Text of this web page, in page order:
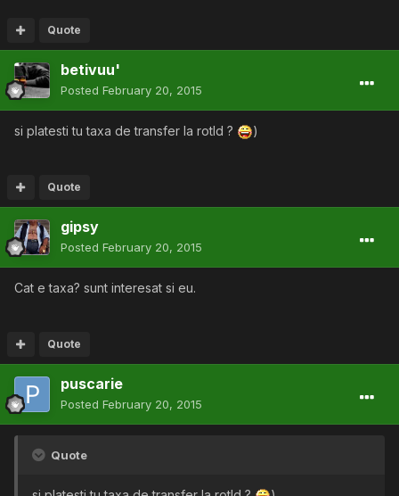
Quote
betivuu'
Posted February 20, 2015
si platesti tu taxa de transfer la rotld ? )
Quote
gipsy
Posted February 20, 2015
Cat e taxa? sunt interesat si eu.
Quote
puscarie
Posted February 20, 2015
Quote